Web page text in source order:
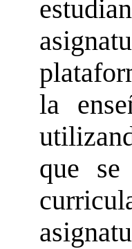
la
que se